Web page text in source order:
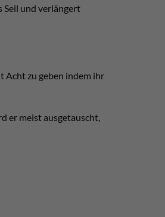
Seil und verlängert
Acht zu geben indem ihr
er meist ausgetauscht,